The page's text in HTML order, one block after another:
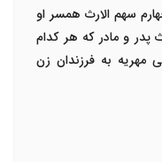
سهم الارث همسر او
و مادر که هر کدام
به فرزندان زن